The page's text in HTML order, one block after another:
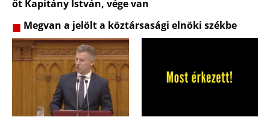
őt Kapitány István, vége van
Megvan a jelölt a köztársasági elnöki székbe